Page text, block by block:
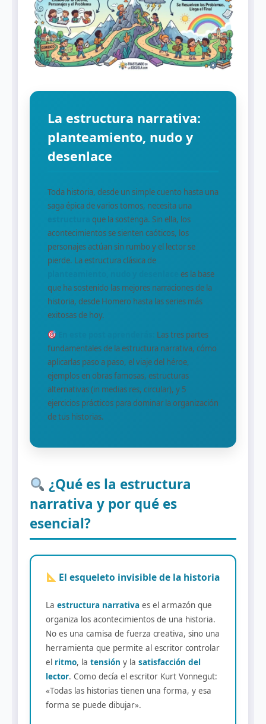
La estructura narrativa:
planteamiento, nudo y
desenlace
Toda historia, desde un simple cuento hasta una
saga épica de varios tomos, necesita una
que la sostenga. Sin ella, los
acontecimientos se sienten caóticos, los
personajes actúan sin rumbo y el lector se
pierde. La estructura clásica de
es la base
que ha sostenido las mejores narraciones de la
historia, desde Homero hasta las series más
exitosas de hoy.
Las tres partes
fundamentales de la estructura narrativa, cómo
aplicarlas paso a paso, el viaje del héroe,
ejemplos en obras famosas, estructuras
alternativas (in medias res, circular), y 5
ejercicios prácticos para dominar la organización
de tus historias.
¿Qué es la estructura
narrativa y por qué es
esencial?
El esqueleto invisible de la historia
La estructura narrativa es el armazón que
organiza los acontecimientos de una historia.
No es una camisa de fuerza creativa, sino una
herramienta que permite al escritor controlar
el ritmo, la tensión y la satisfacción del
lector. Como decía el escritor Kurt Vonnegut:
«Todas las historias tienen una forma, y esa
forma se puede dibujar».